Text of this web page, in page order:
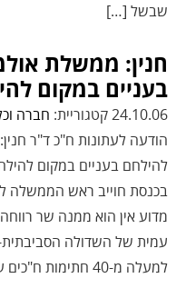
שבשל […]
חנין: ממשלת
בעניים במקום
24.10.06 קטגוריית: חברה
הודעה לעתונות ח"כ ד"ר
להילחם בעניים במקום
בכנסת חוייב ראש הממשלה
מדוע אין הוא ממנה שר
עמית של השדולה
למעלה מ-40 חתימות ח"כים על מנת […]